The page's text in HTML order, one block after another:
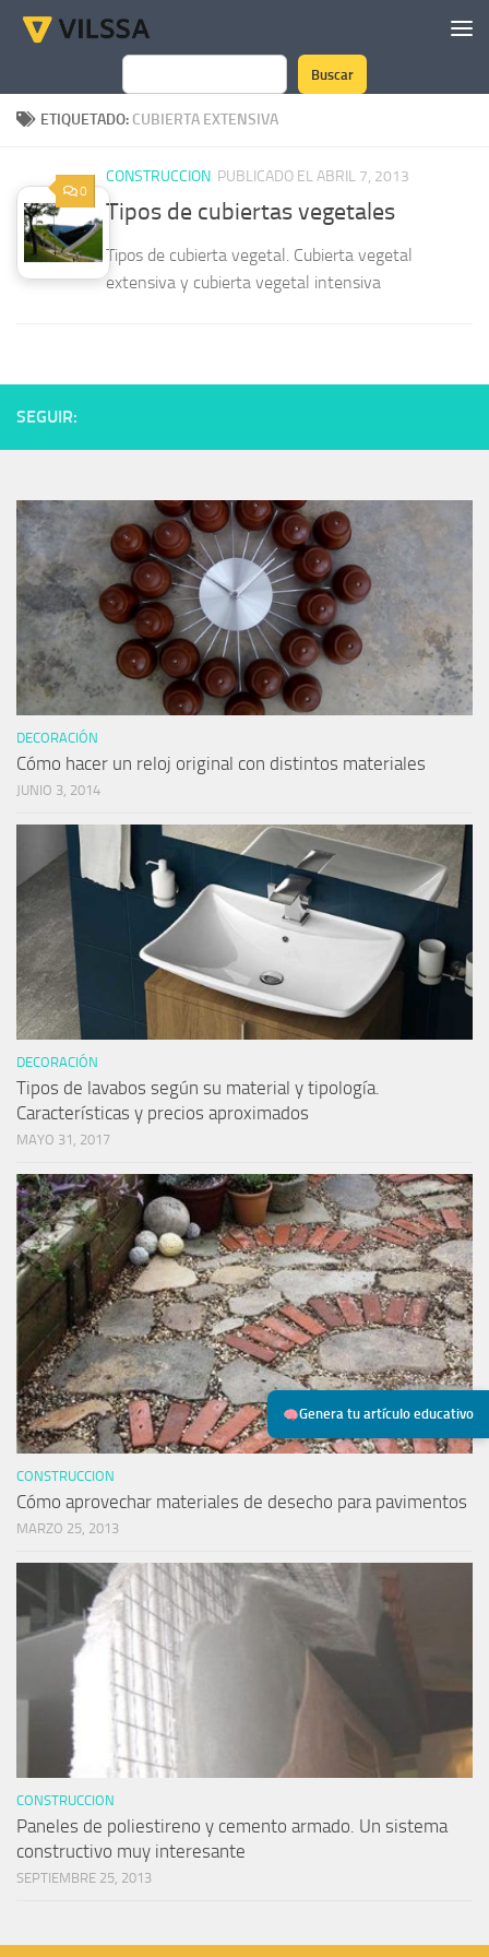
Genera tu artículo educativo
Saltar al contenido
Buscar
Buscar
ETIQUETADO: CUBIERTA EXTENSIVA
0
CONSTRUCCION PUBLICADO EL ABRIL 7, 2013
Tipos de cubiertas vegetales
Tipos de cubierta vegetal. Cubierta vegetal
extensiva y cubierta vegetal intensiva
SEGUIR:
DECORACIÓN
Cómo hacer un reloj original con distintos materiales
JUNIO 3, 2014
DECORACIÓN
Tipos de lavabos según su material y tipología.
Características y precios aproximados
MAYO 31, 2017
CONSTRUCCION
Cómo aprovechar materiales de desecho para pavimentos
MARZO 25, 2013
CONSTRUCCION
Paneles de poliestireno y cemento armado. Un sistema
constructivo muy interesante
SEPTIEMBRE 25, 2013